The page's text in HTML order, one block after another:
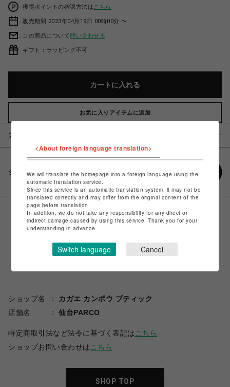
獲得ポイントの確認方法は こちら
販売期間 2023年04月19日 00時00分 〜
この商品について問い合わせる
ギフト：ラッピング不可
カートに入れる
お気に入りアイテムに追加
アイテム説明 / 素材
シェアする
ショップ名
カガエ カンポウ ブティック
店舗名
仙台PARCO
特定商取引法など法令に基づく表記は こちら
ショップお問い合わせは こちら
SHOP TOP
<About foreign language translation>
We will translate the homepage into a foreign language using the
automatic translation service.
Since this service is an automatic translation system, it may not be
translated correctly and may differ from the original content of the
page before translation.
In addition, we do not take any responsibility for any direct or
indirect damage caused by using this service. Thank you for your
understanding in advance.
Switch language Cancel